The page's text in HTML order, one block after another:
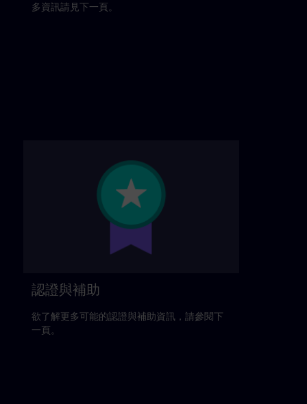
多資訊請見下一頁。
認證與補助
欲了解更多可能的認證與補助資訊，請參閱下
一頁。